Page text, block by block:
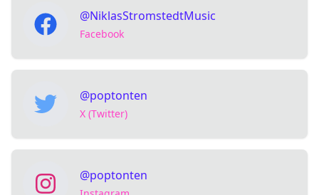
@NiklasStromstedtMusic
Facebook
@poptonten
X (Twitter)
@poptonten